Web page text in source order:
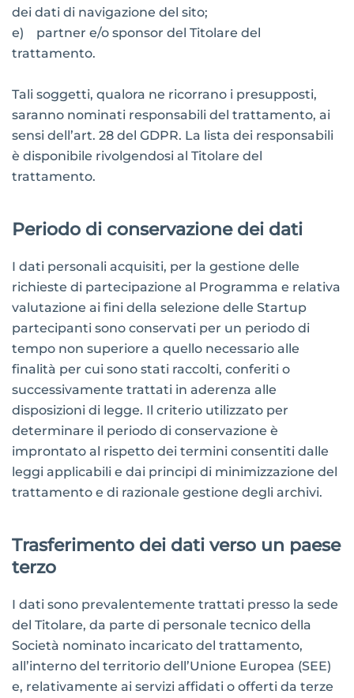
dei dati di navigazione del sito;
e) partner e/o sponsor del Titolare del
trattamento.
Tali soggetti, qualora ne ricorrano i presupposti,
saranno nominati responsabili del trattamento, ai
sensi dell’art. 28 del GDPR. La lista dei responsabili
è disponibile rivolgendosi al Titolare del
trattamento.
Periodo di conservazione dei dati
I dati personali acquisiti, per la gestione delle
richieste di partecipazione al Programma e relativa
valutazione ai fini della selezione delle Startup
partecipanti sono conservati per un periodo di
tempo non superiore a quello necessario alle
finalità per cui sono stati raccolti, conferiti o
successivamente trattati in aderenza alle
disposizioni di legge. Il criterio utilizzato per
determinare il periodo di conservazione è
improntato al rispetto dei termini consentiti dalle
leggi applicabili e dai principi di minimizzazione del
trattamento e di razionale gestione degli archivi.
Trasferimento dei dati verso un paese
terzo
I dati sono prevalentemente trattati presso la sede
del Titolare, da parte di personale tecnico della
Società nominato incaricato del trattamento,
all’interno del territorio dell’Unione Europea (SEE)
e, relativamente ai servizi affidati o offerti da terze